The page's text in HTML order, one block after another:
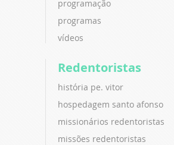
programação
programas
vídeos
Redentoristas
história pe. vitor
hospedagem santo afonso
missionários redentoristas
missões redentoristas